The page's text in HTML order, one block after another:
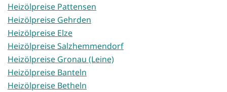
Heizölpreise Pattensen
Heizölpreise Gehrden
Heizölpreise Elze
Heizölpreise Salzhemmendorf
Heizölpreise Gronau (Leine)
Heizölpreise Banteln
Heizölpreise Betheln